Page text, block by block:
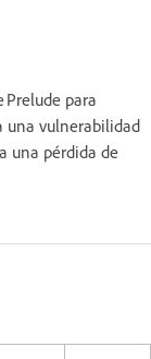
para
una vulnerabilidad
una pérdida de